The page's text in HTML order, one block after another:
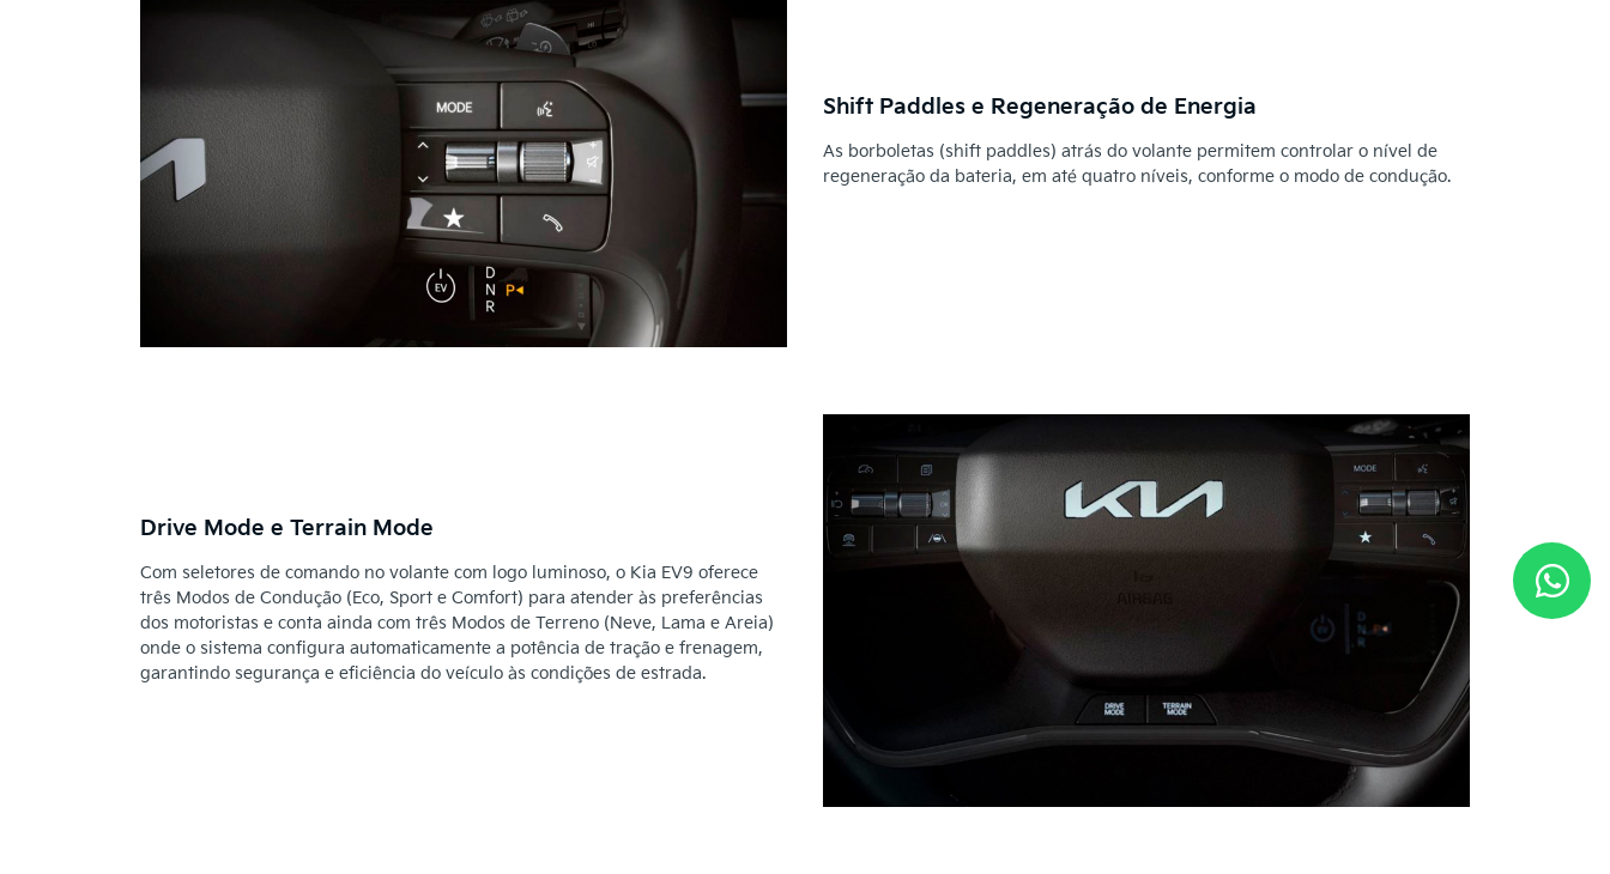
Shift Paddles e Regeneração de Energia
As borboletas (shift paddles) atrás do volante permitem controlar o nível de
regeneração da bateria, em até quatro níveis, conforme o modo de condução.
Drive Mode e Terrain Mode
Com seletores de comando no volante com logo luminoso, o Kia EV9 oferece
três Modos de Condução (Eco, Sport e Comfort) para atender às preferências
dos motoristas e conta ainda com três Modos de Terreno (Neve, Lama e Areia)
onde o sistema configura automaticamente a potência de tração e frenagem,
garantindo segurança e eficiência do veículo às condições de estrada.